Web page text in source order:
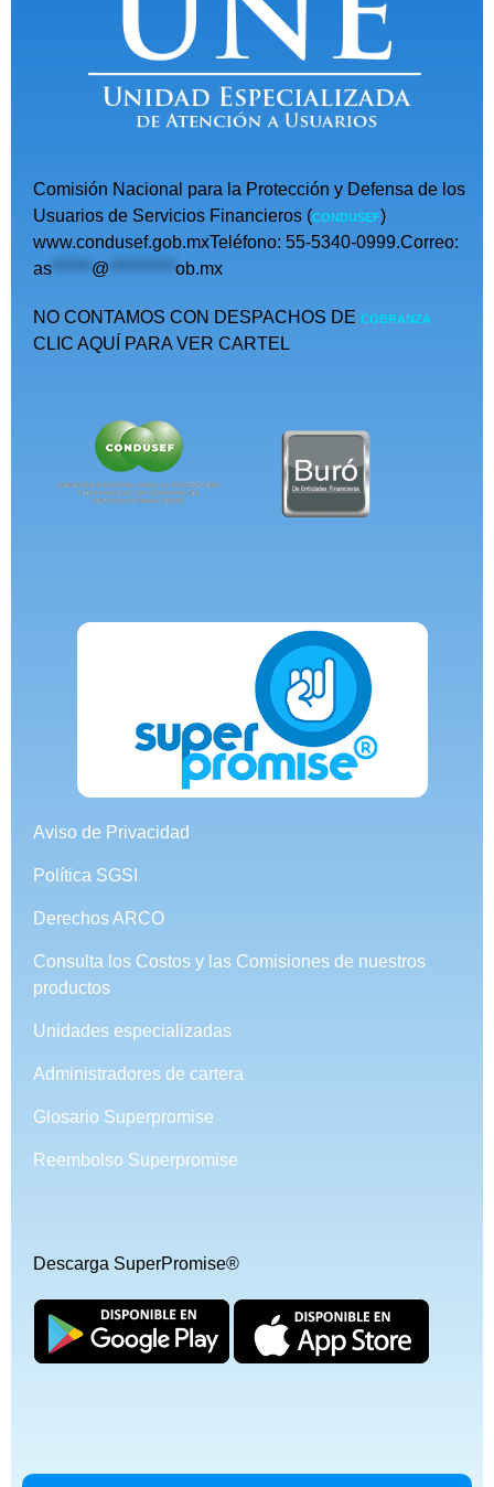
Comisión Nacional para la Protección y Defensa de los
Usuarios de Servicios Financieros (CONDUSEF)
www.condusef.gob.mxTeléfono: 55-5340-0999.Correo:
as ****** @ ********** ob.mx
NO CONTAMOS CON DESPACHOS DE COBRANZA
CLIC AQUÍ PARA VER CARTEL
Aviso de Privacidad
Política SGSI
Derechos ARCO
Consulta los Costos y las Comisiones de nuestros
productos
Unidades especializadas
Administradores de cartera
Glosario Superpromise
Reembolso Superpromise
Descarga SuperPromise®